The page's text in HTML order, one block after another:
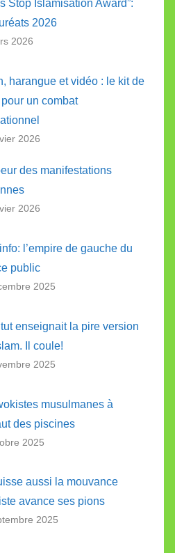
Stop Islamisation Award”:
2026
2026
harangue et vidéo : le kit de
un combat
2026
des manifestations
2026
l’empire de gauche du
public
2025
enseignait la pire version
Il coule!
2025
musulmanes à
des piscines
2025
aussi la mouvance
avance ses pions
2025